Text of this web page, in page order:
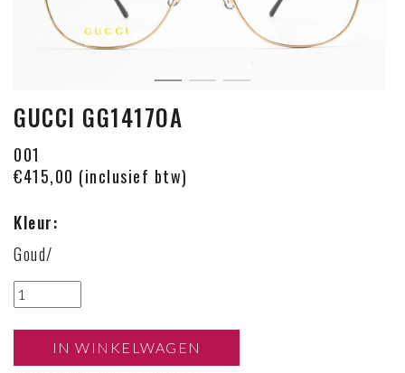
ACCOUNT
GUCCI GG1417OA
001
€415,00 (inclusief btw)
Kleur:
Goud/
IN WINKELWAGEN